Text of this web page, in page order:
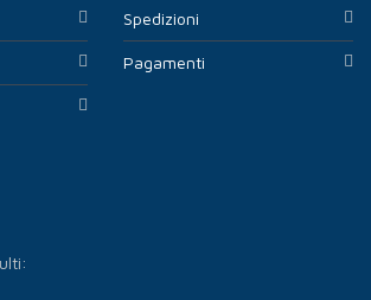
Spedizioni
Pagamenti